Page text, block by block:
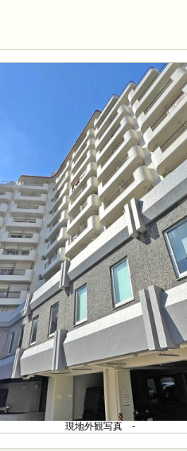
現地外観写真 -